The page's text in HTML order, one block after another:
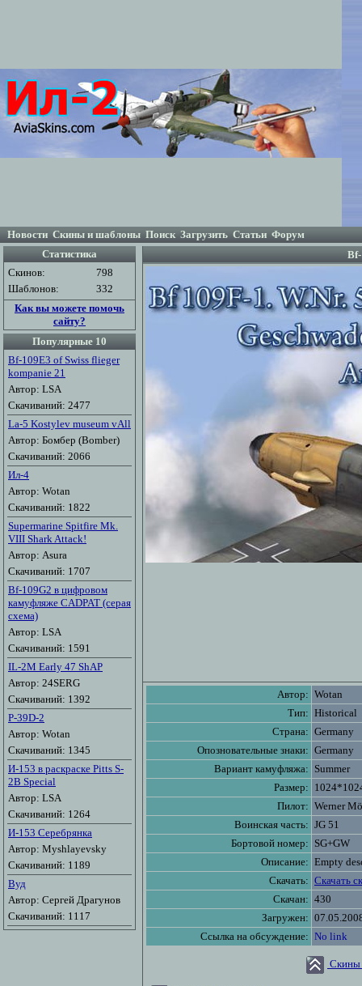
Новости Скины и шаблоны Поиск Загрузить Статьи Форум
Статистика
Скинов:
798
Шаблонов:
332
Как вы можете помочь
сайту?
Популярные 10
Bf-109E3 of Swiss flieger
kompanie 21
Автор: LSA
Скачиваний: 2477
La-5 Kostylev museum vAll
Автор: Бомбер (Bomber)
Скачиваний: 2066
Ил-4
Автор: Wotan
Скачиваний: 1822
Supermarine Spitfire Mk.
VIII Shark Attack!
Автор: Asura
Скачиваний: 1707
Bf-109G2 в цифровом
камуфляже CADPAT (серая
схема)
Автор: LSA
Скачиваний: 1591
IL-2M Early 47 ShAP
Автор: 24SERG
Скачиваний: 1392
P-39D-2
Автор: Wotan
Скачиваний: 1345
И-153 в раскраске Pitts S-
2B Special
Автор: LSA
Скачиваний: 1264
И-153 Серебрянка
Автор: Myshlayevsky
Скачиваний: 1189
Вуд
Автор: Сергей Драгунов
Скачиваний: 1117
Автор: Wotan
Тип: Historical
Страна: Germany
Опозновательные знаки: Germany
Вариант камуфляжа: Summer
Размер:
Пилот: Werner
Воинская часть: JG 51
Бортовой номер: SG+GW
Описание: Empty
Скачать: Скачать
Скачан: 430
Загружен:
Ссылка на обсуждение: No link
Скины